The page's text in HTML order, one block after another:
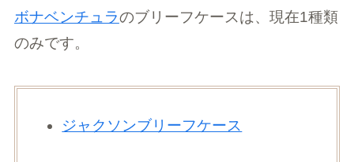
ボナベンチュラのブリーフケースは、現在1種類
のみです。
ジャクソンブリーフケース